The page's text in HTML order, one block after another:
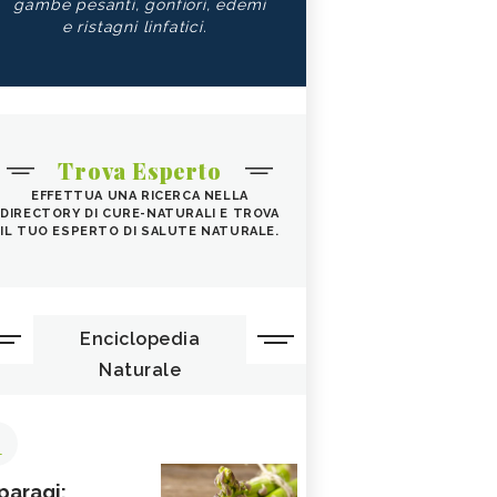
gambe pesanti, gonfiori, edemi
e ristagni linfatici.
Trova Esperto
EFFETTUA UNA RICERCA NELLA
DIRECTORY DI CURE-NATURALI E TROVA
IL TUO ESPERTO DI SALUTE NATURALE.
Enciclopedia
Naturale